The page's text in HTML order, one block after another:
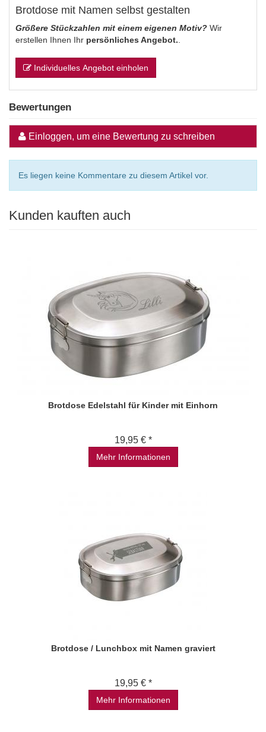
Brotdose mit Namen selbst gestalten
Größere Stückzahlen mit einem eigenen Motiv? Wir
erstellen Ihnen Ihr persönliches Angebot.
Individuelles Angebot einholen
Bewertungen
Einloggen, um eine Bewertung zu schreiben
Es liegen keine Kommentare zu diesem Artikel vor.
Kunden kauften auch
Brotdose Edelstahl für Kinder mit Einhorn
19,95 € *
Mehr Informationen
Brotdose / Lunchbox mit Namen graviert
19,95 € *
Mehr Informationen